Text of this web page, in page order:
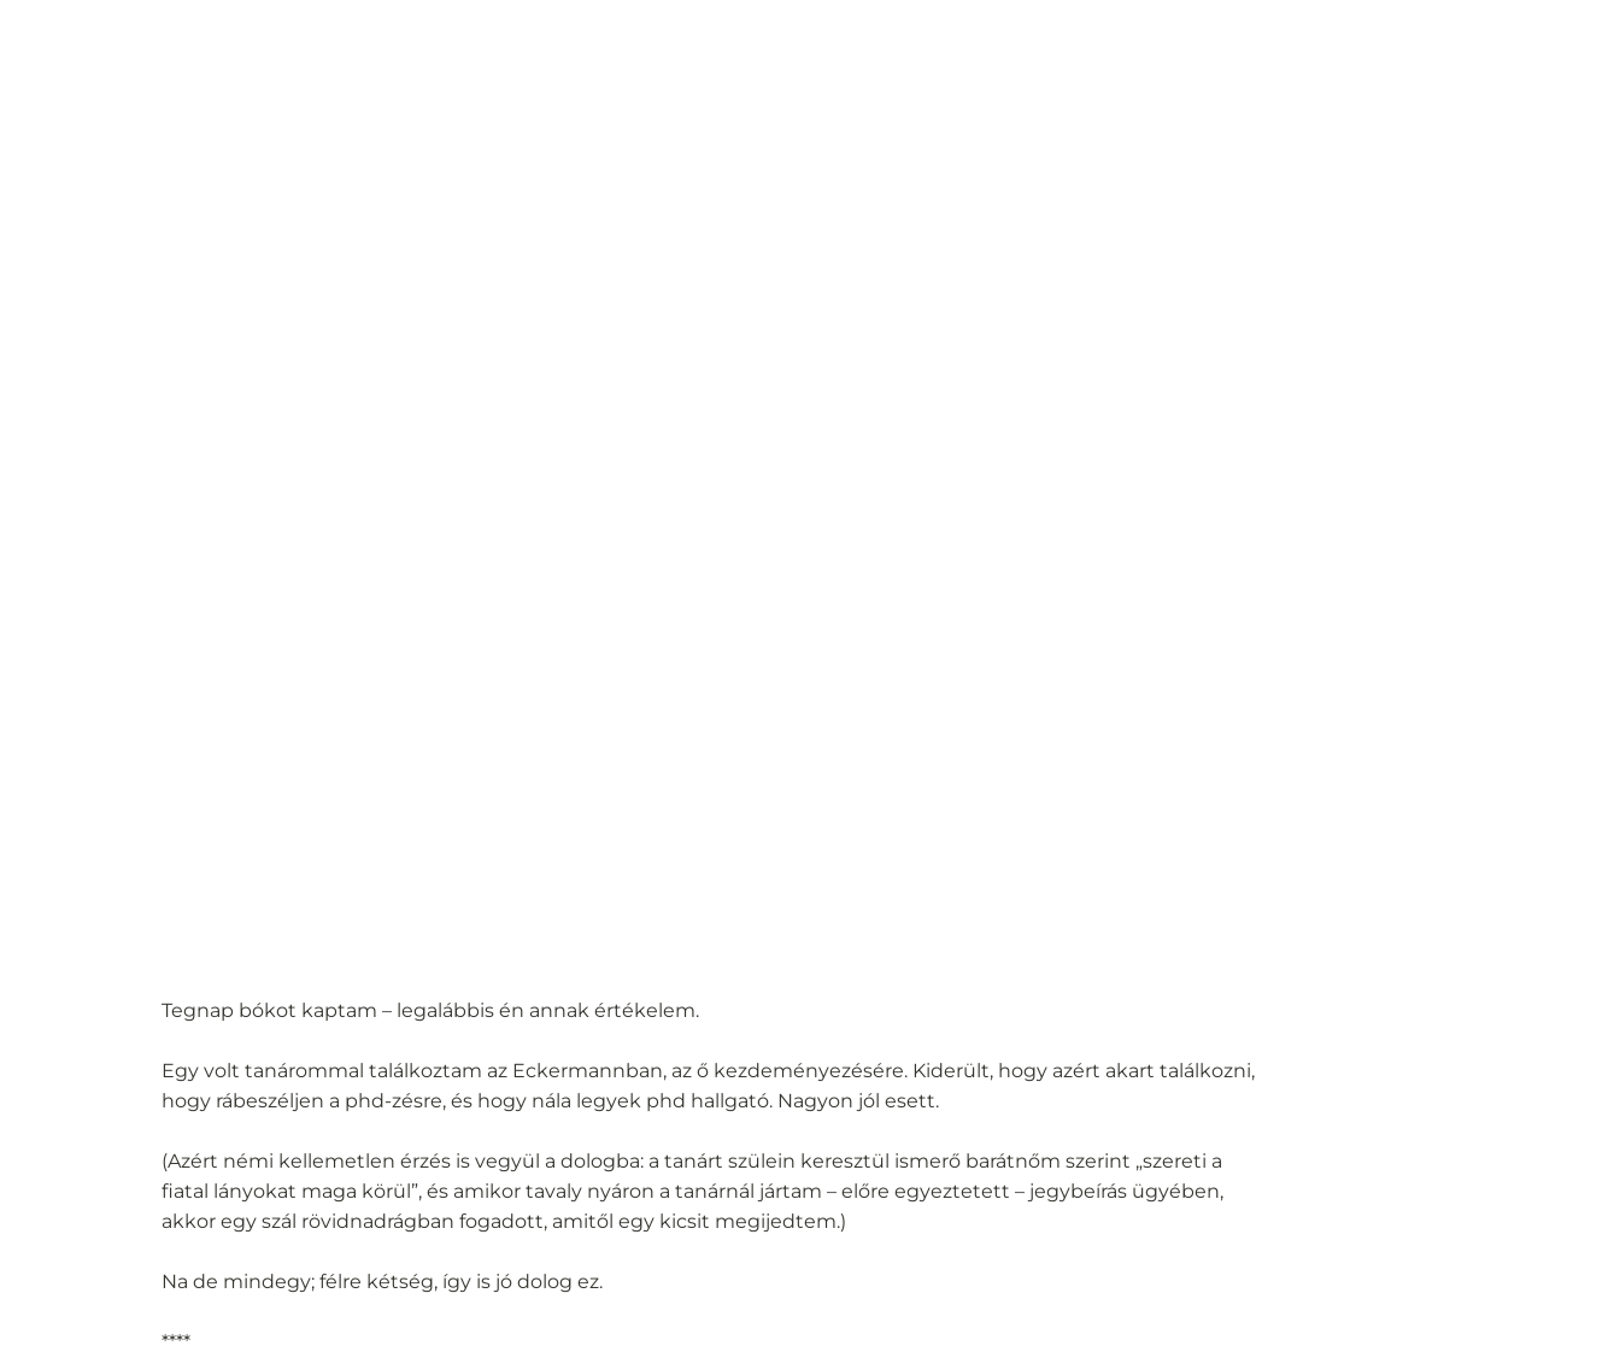
Tegnap bókot kaptam – legalábbis én annak értékelem.
Egy volt tanárommal találkoztam az Eckermannban, az ő kezdeményezésére. Kiderült, hogy azért akart találkozni,
hogy rábeszéljen a phd-zésre, és hogy nála legyek phd hallgató. Nagyon jól esett.
(Azért némi kellemetlen érzés is vegyül a dologba: a tanárt szülein keresztül ismerő barátnőm szerint „szereti a
fiatal lányokat maga körül”, és amikor tavaly nyáron a tanárnál jártam – előre egyeztetett – jegybeírás ügyében,
akkor egy szál rövidnadrágban fogadott, amitől egy kicsit megijedtem.)
Na de mindegy; félre kétség, így is jó dolog ez.